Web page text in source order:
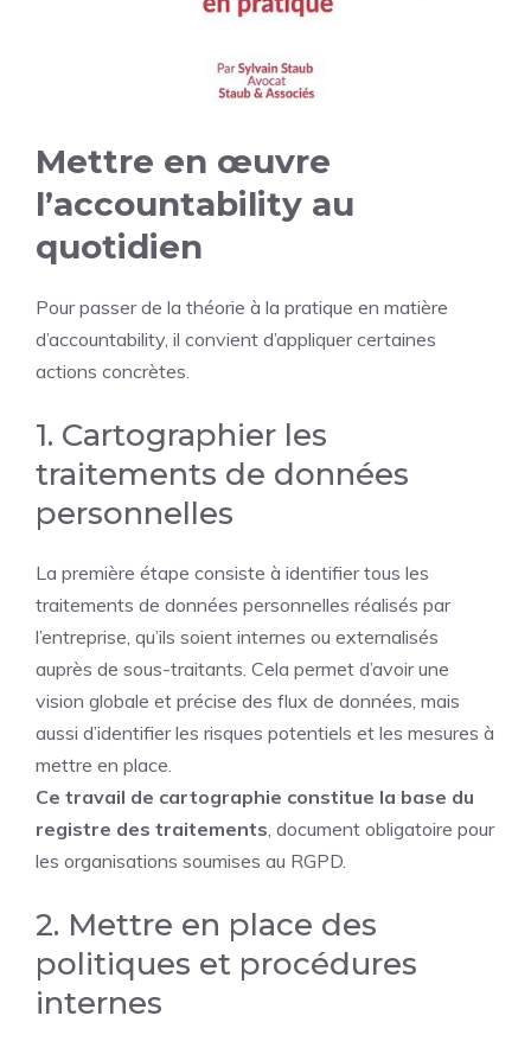
Mettre en œuvre
l’accountability au
quotidien
Pour passer de la théorie à la pratique en matière
d’accountability, il convient d’appliquer certaines
actions concrètes.
1. Cartographier les
traitements de données
personnelles
La première étape consiste à identifier tous les
traitements de données personnelles réalisés par
l’entreprise, qu’ils soient internes ou externalisés
auprès de sous-traitants. Cela permet d’avoir une
vision globale et précise des flux de données, mais
aussi d’identifier les risques potentiels et les mesures à
mettre en place.
Ce travail de cartographie constitue la base du
registre des traitements, document obligatoire pour
les organisations soumises au RGPD.
2. Mettre en place des
politiques et procédures
internes